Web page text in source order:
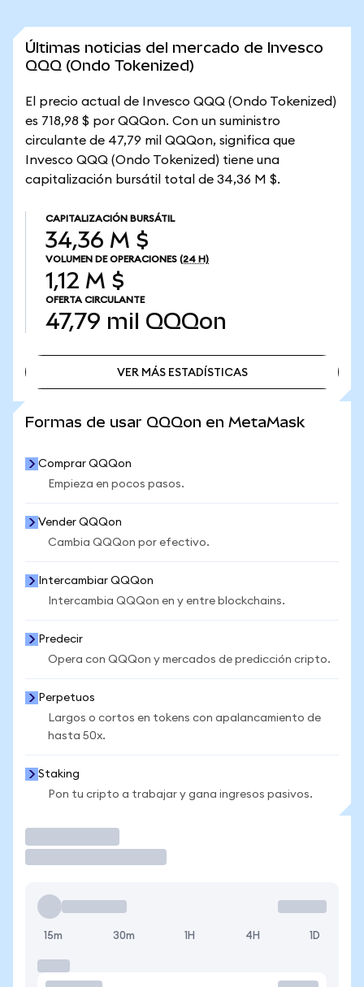
Últimas noticias del mercado de Invesco
QQQ (Ondo Tokenized)
El precio actual de Invesco QQQ (Ondo Tokenized)
es 718,98 $ por QQQon. Con un suministro
circulante de 47,79 mil QQQon, significa que
Invesco QQQ (Ondo Tokenized) tiene una
capitalización bursátil total de 34,36 M $.
CAPITALIZACIÓN BURSÁTIL
34,36 M $
VOLUMEN DE OPERACIONES (24 H)
1,12 M $
OFERTA CIRCULANTE
47,79 mil QQQon
VER MÁS ESTADÍSTICAS
Formas de usar QQQon en MetaMask
Comprar QQQon
Empieza en pocos pasos.
Vender QQQon
Cambia QQQon por efectivo.
Intercambiar QQQon
Intercambia QQQon en y entre blockchains.
Predecir
Opera con QQQon y mercados de predicción cripto.
Perpetuos
Largos o cortos en tokens con apalancamiento de
hasta 50x.
Staking
Pon tu cripto a trabajar y gana ingresos pasivos.
15m 30m 1H 4H 1D